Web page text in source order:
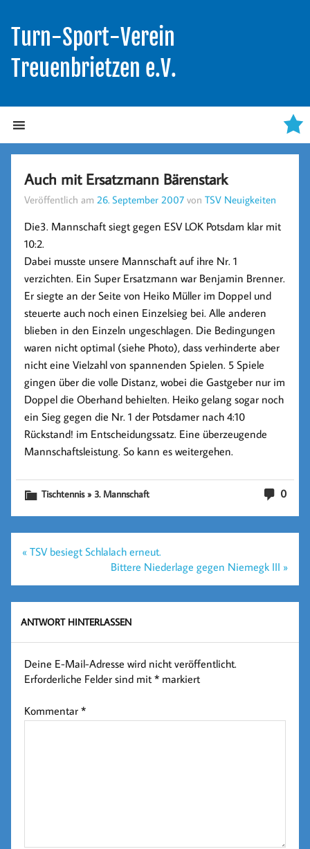
Turn-Sport-Verein
Treuenbrietzen e.V.
Auch mit Ersatzmann Bärenstark
Veröffentlich am 26. September 2007 vonTSV Neuigkeiten
Die3. Mannschaft siegt gegen ESV LOK Potsdam klar mit
10:2.
Dabei musste unsere Mannschaft auf ihre Nr. 1
verzichten. Ein Super Ersatzmann war Benjamin Brenner.
Er siegte an der Seite von Heiko Müller im Doppel und
steuerte auch noch einen Einzelsieg bei. Alle anderen
blieben in den Einzeln ungeschlagen. Die Bedingungen
waren nicht optimal (siehe Photo), dass verhinderte aber
nicht eine Vielzahl von spannenden Spielen. 5 Spiele
gingen über die volle Distanz, wobei die Gastgeber nur im
Doppel die Oberhand behielten. Heiko gelang sogar noch
ein Sieg gegen die Nr. 1 der Potsdamer nach 4:10
Rückstand! im Entscheidungssatz. Eine überzeugende
Mannschaftsleistung. So kann es weitergehen.
0
Tischtennis » 3. Mannschaft
Beitragsnavigation
« TSV besiegt Schlalach erneut.
Bittere Niederlage gegen Niemegk III »
ANTWORT HINTERLASSEN
Deine E-Mail-Adresse wird nicht veröffentlicht.
Erforderliche Felder sind mit* markiert
Kommentar*